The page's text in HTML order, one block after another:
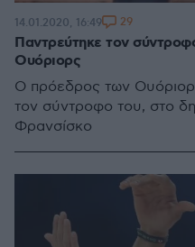
Παντρεύτηκε τον
Ουόριορς
Ο πρόεδρος των
τον σύντροφο του, στο
Φρανσίσκο
14.01.2020, 16:49 29